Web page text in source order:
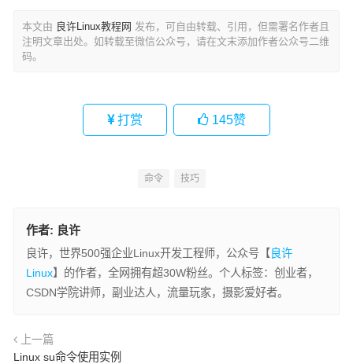
本文由 良许Linux教程网 发布，可自由转载、引用，但需署名作者且
注明文章出处。如转载至微信公众号，请在文末添加作者公众号二维
码。
打赏 145赞
命令 技巧
作者: 良许
良许，世界500强企业Linux开发工程师，公众号【 良许
Linux】的作者，全网拥有超30W粉丝。个人标签：创业者，
CSDN学院讲师，副业达人，流量玩家，摄影爱好者。
上一篇
Linux su命令使用实例